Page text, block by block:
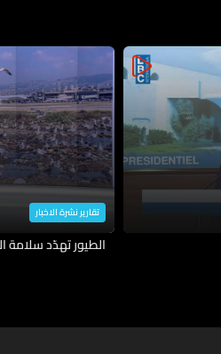
تقارير نشرة الاخبار
الطيور تهدّد سلامة